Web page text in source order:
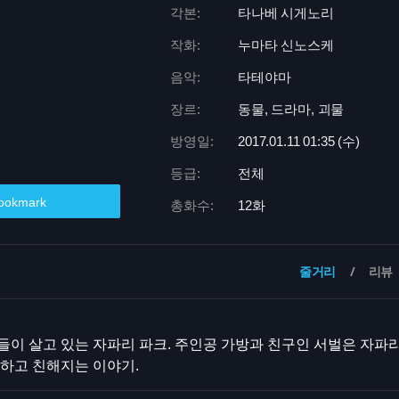
각본: 타나베 시게노리
작화: 누마타 신노스케
음악: 타테야마
장르: 동물, 드라마, 괴물
방영일: 2017.01.11 01:35 (수)
등급: 전체
총화수: 12화
줄거리 리뷰
이 살고 있는 자파리 파크. 주인공 가방과 친구인 서벌은 자
고 친해지는 이야기.